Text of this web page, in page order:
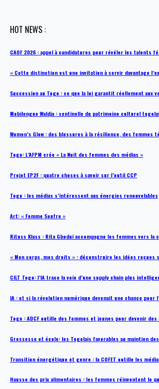
HOT NEWS :
CAOF 2026 : appel à candidatures pour révéler les talents
« Cette distinction est une invitation à servir davantage
Succession au Togo : ce que la loi garantit réellement aux
Mobilengue Waldja : sentinelle du patrimoine culturel
Women’s Glow : des blessures à la résilience, des femmes
Togo: L’AFPM crée « La Nuit des femmes des médias »
Projet EP2F : quatre choses à savoir sur l’outil CCP
Togo : les médias s’intéressent aux énergies renouvelables
Art: « Femme Soufre »
Rituss Klass : Rita Gbodui accompagne les femmes vers la
« Mon corps, mes droits » : déconstruire les idées reçues
CILT Togo: l’IA trace la voie d’une supply chain plus
IA : et si la révolution numérique devenait une chance
Togo : ADCF outille des femmes et jeunes pour devenir
Grossesse et école: les Togolais favorables au maintien
Transition énergétique et genre : la COFET outille les
Hausse des prix alimentaires : les femmes réinventent le